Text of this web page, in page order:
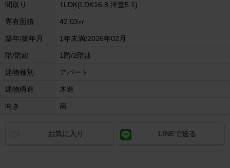
間取り 1LDK(LDK16.8 洋室5.1)
専有面積 42.03㎡
築年/築年月 1年未満/2026年02月
階/階建 1階/2階建
建物種別 アパート
建物構造 木造
向き 南
お気に入り LINEで送る